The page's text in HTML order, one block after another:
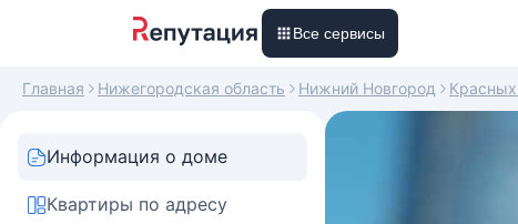
Все сервисы
Главная Нижегородская область Нижний Новгород
Информация о доме
Квартиры по адресу